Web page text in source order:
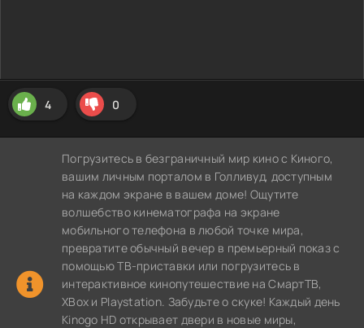
4 0
Погрузитесь в безграничный мир кино с Киного,
вашим личным порталом в Голливуд, доступным
на каждом экране в вашем доме! Ощутите
волшебство кинематографа на экране
мобильного телефона в любой точке мира,
превратите обычный вечер в премьерный показ с
помощью ТВ-приставки или погрузитесь в
интерактивное кинопутешествие на СмартТВ,
XBox и Playstation. Забудьте о скуке! Каждый день
Kinogo HD открывает двери в новые миры,